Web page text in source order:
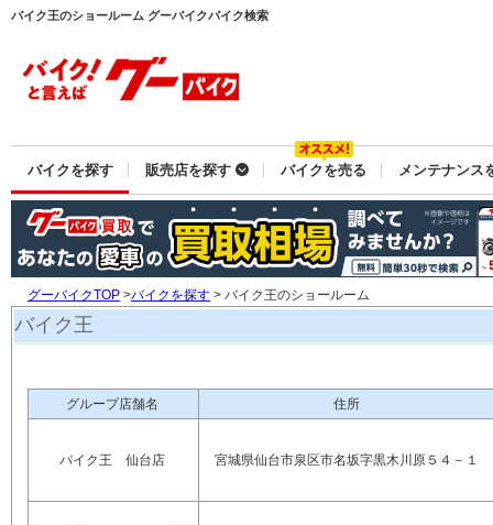
バイク王のショールーム グーバイクバイク検索
バイクを探す 販売店を探す バイクを売る メンテナンス
グーバイクTOP >バイクを探す > バイク王のショールーム
バイク王
グループ店舗名 住所
バイク王 仙台店 宮城県仙台市泉区市名坂字黒木川原５４－１